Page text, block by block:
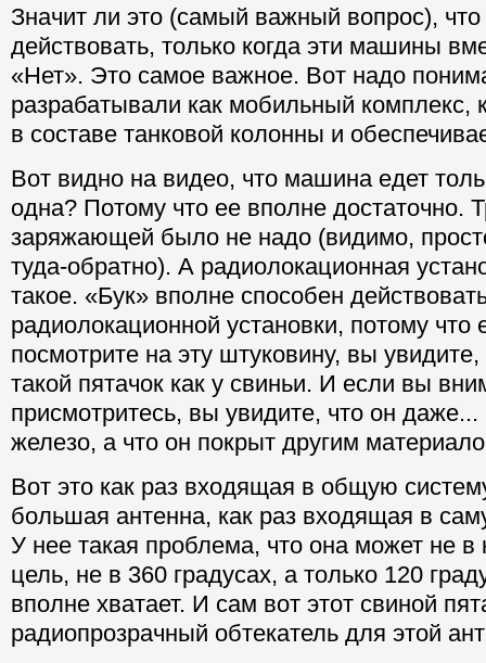
Значит ли это (самый важный вопрос),
действовать, только когда эти машины
«Нет». Это самое важное. Вот надо
разрабатывали как мобильный комплекс,
в составе танковой колонны и
Вот видно на видео, что машина едет
одна? Потому что ее вполне достаточно.
заряжающей было не надо (видимо,
туда-обратно). А радиолокационная
такое. «Бук» вполне способен
радиолокационной установки, потому что
посмотрите на эту штуковину, вы
такой пятачок как у свиньи. И если вы
присмотритесь, вы увидите, что он
железо, а что он покрыт другим
Вот это как раз входящая в общую
большая антенна, как раз входящая в
У нее такая проблема, что она может не в
цель, не в 360 градусах, а только 120
вполне хватает. И сам вот этот свиной
радиопрозрачный обтекатель для этой